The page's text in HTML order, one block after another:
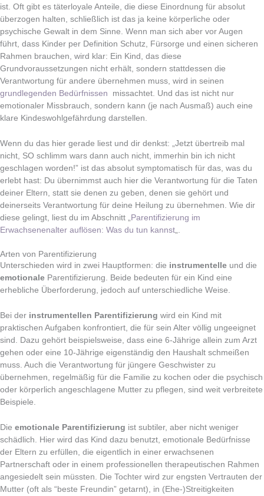
ist. Oft gibt es täterloyale Anteile, die diese Einordnung für absolut
überzogen halten, schließlich ist das ja keine körperliche oder
psychische Gewalt in dem Sinne. Wenn man sich aber vor Augen
führt, dass Kinder per Definition Schutz, Fürsorge und einen sicheren
Rahmen brauchen, wird klar: Ein Kind, das diese
Grundvoraussetzungen nicht erhält, sondern stattdessen die
Verantwortung für andere übernehmen muss, wird in seinen
grundlegenden Bedürfnissen
missachtet. Und das ist nicht nur
emotionaler Missbrauch, sondern kann (je nach Ausmaß) auch eine
klare Kindeswohlgefährdung darstellen.
Wenn du das hier gerade liest und dir denkst: „Jetzt übertreib mal
nicht, SO schlimm wars dann auch nicht, immerhin bin ich nicht
geschlagen worden!” ist das absolut symptomatisch für das, was du
erlebt hast: Du übernimmst auch hier die Verantwortung für die Taten
deiner Eltern, statt sie denen zu geben, denen sie gehört und
deinerseits Verantwortung für deine Heilung zu übernehmen. Wie dir
diese gelingt, liest du im Abschnitt „ Parentifizierung im
Erwachsenenalter auflösen: Was du tun kannst„.
Arten von Parentifizierung
Unterschieden wird in zwei Hauptformen: die instrumentelle und die
emotionale Parentifizierung. Beide bedeuten für ein Kind eine
erhebliche Überforderung, jedoch auf unterschiedliche Weise.
Bei der instrumentellen Parentifizierung wird ein Kind mit
praktischen Aufgaben konfrontiert, die für sein Alter völlig ungeeignet
sind. Dazu gehört beispielsweise, dass eine 6-Jährige allein zum Arzt
gehen oder eine 10-Jährige eigenständig den Haushalt schmeißen
muss. Auch die Verantwortung für jüngere Geschwister zu
übernehmen, regelmäßig für die Familie zu kochen oder die psychisch
oder körperlich angeschlagene Mutter zu pflegen, sind weit verbreitete
Beispiele.
Die emotionale Parentifizierung ist subtiler, aber nicht weniger
schädlich. Hier wird das Kind dazu benutzt, emotionale Bedürfnisse
der Eltern zu erfüllen, die eigentlich in einer erwachsenen
Partnerschaft oder in einem professionellen therapeutischen Rahmen
angesiedelt sein müssten. Die Tochter wird zur engsten Vertrauten der
Mutter (oft als “beste Freundin” getarnt), in (Ehe-)Streitigkeiten